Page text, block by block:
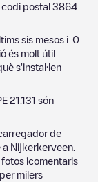
codi postal 3864
sis mesos i 0
és molt útil
s'instal·len
21.131 són
de
a Nijkerkerveen
icomentaris
milers